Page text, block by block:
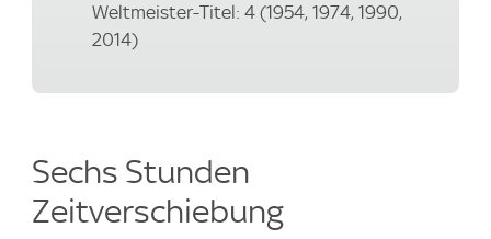
Weltmeister-Titel: 4 (1954, 1974, 1990,
2014)
Sechs Stunden
Zeitverschiebung